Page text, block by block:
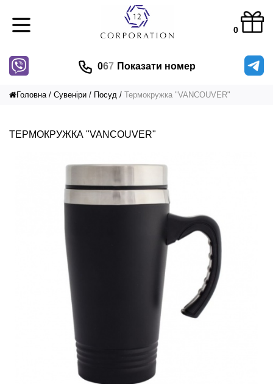
0
067 Показати номер
Головна Сувеніри Посуд Термокружка "VANCOUVER"
ТЕРМОКРУЖКА "VANCOUVER"